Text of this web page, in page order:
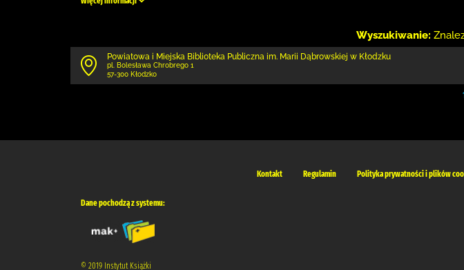
Wyszukiwanie:
Powiatowa i Miejska Biblioteka Publiczna im. Marii Dąbrowskiej w Kłodzku
pl. Bolesława Chrobrego 1
57-300 Kłodzko
1
Kontakt Regulamin Polityka prywatności i plików
Dane pochodzą z systemu:
© 2019 Instytut Książki